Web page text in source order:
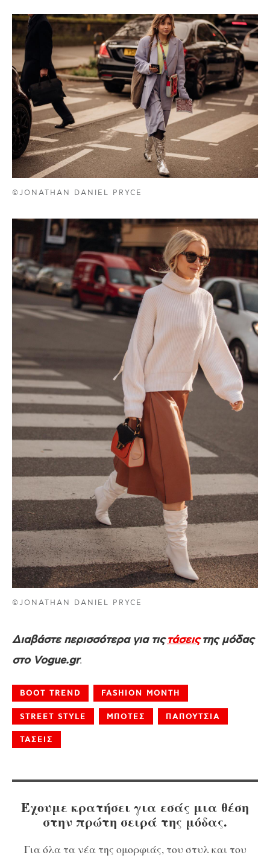
©JONATHAN DANIEL PRYCE
©JONATHAN DANIEL PRYCE
Διαβάστε περισσότερα για τιςτάσειςτης μόδας
στο Vogue.gr.
BOOT TREND FASHION MONTH
STREET STYLE ΜΠΟΤΕΣ ΠΑΠΟΥΤΣΙΑ
ΤΑΣΕΙΣ
Έχουμε κρατήσει για εσάς μια θέση
στην πρώτη σειρά της μόδας.
Για όλα τα νέα της ομορφιάς, του στυλ και του